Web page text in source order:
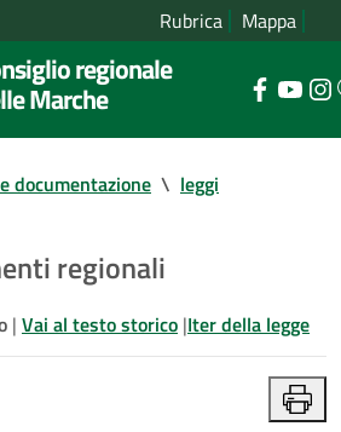
Rubrica Mappa
regionale
Marche
documentazione \ leggi
regionali
| Vai al testo storico |Iter della legge